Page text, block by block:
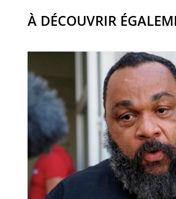
À DÉCOUVRIR